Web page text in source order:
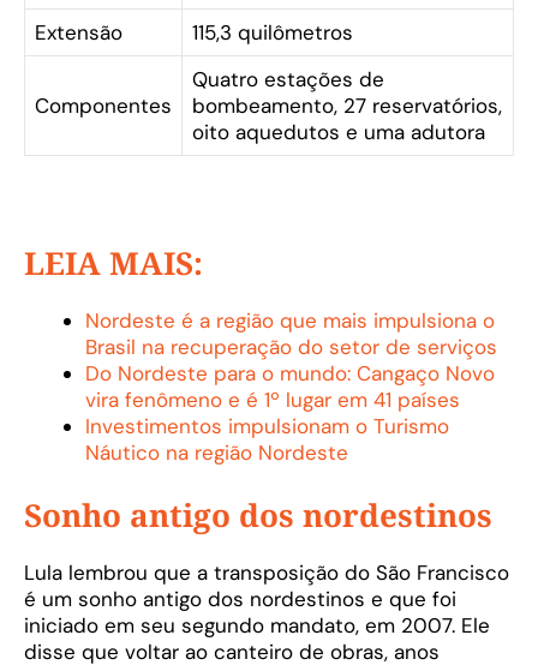
Extensão
115,3 quilômetros
Componentes
Quatro estações de
bombeamento, 27 reservatórios,
oito aquedutos e uma adutora
LEIA MAIS:
Nordeste é a região que mais impulsiona o
Brasil na recuperação do setor de serviços
Do Nordeste para o mundo: Cangaço Novo
vira fenômeno e é 1º lugar em 41 países
Investimentos impulsionam o Turismo
Náutico na região Nordeste
Sonho antigo dos nordestinos
Lula lembrou que a transposição do São Francisco
é um sonho antigo dos nordestinos e que foi
iniciado em seu segundo mandato, em 2007. Ele
disse que voltar ao canteiro de obras, anos